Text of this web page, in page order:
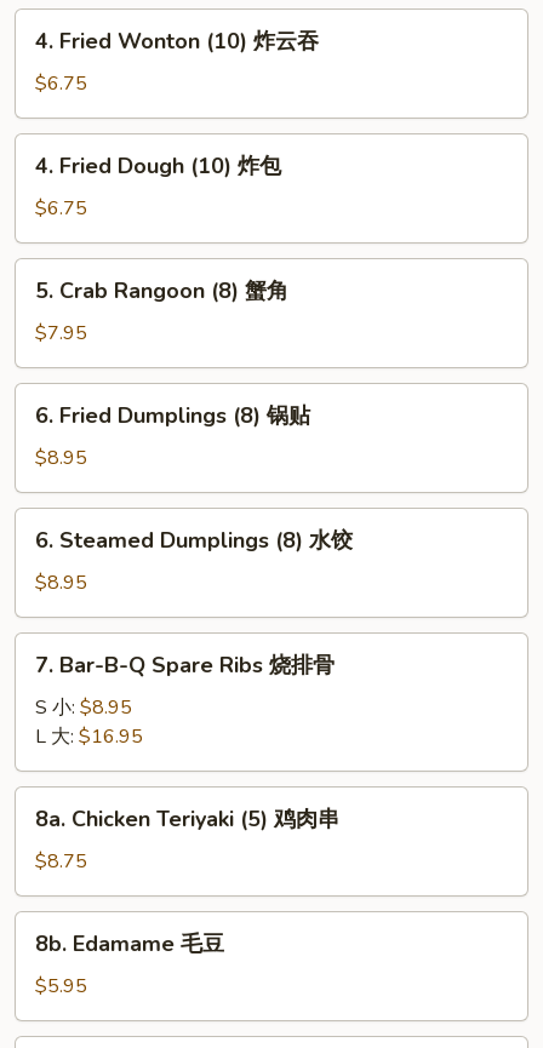
Rice
Fried
Wonton
(10)
炸
4. Fried Wonton (10) 炸云吞
$6.75
Fried
Dough
(10)
炸
4. Fried Dough (10) 炸包
$6.75
Crab
Rangoon
(8)
蟹
5. Crab Rangoon (8) 蟹角
$7.95
Fried
Dumplings
(8)
锅
6. Fried Dumplings (8) 锅贴
$8.95
Steamed
Dumplings
(8)
水
6. Steamed Dumplings (8) 水饺
$8.95
Bar-
B-
Spare
Ribs
7. Bar-B-Q Spare Ribs 烧排骨
S 小: $8.95
L 大: $16.95
Chicken
Teriyaki
(5)
鸡
8a. Chicken Teriyaki (5) 鸡肉串
$8.75
Edamame
豆
8b. Edamame 毛豆
$5.95